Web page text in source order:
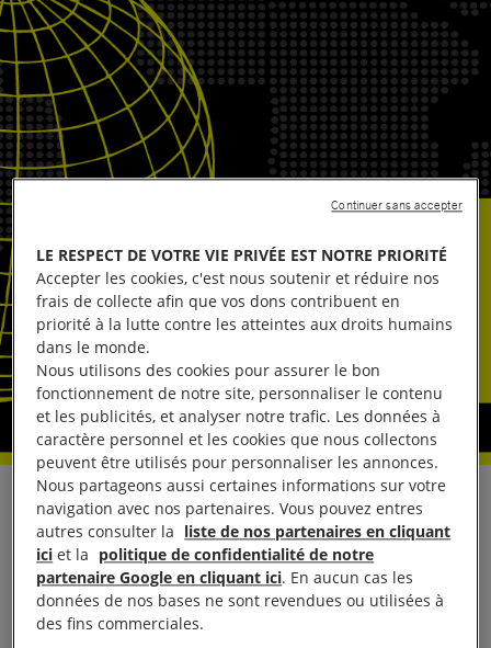
La confirmation en appel de la condamnation de
l’ancien premier ministre malien Moussa Mara,
injustement condamné sur la base d’accusations
sans fondement, est un affront à la justice, a
déclaré Amnesty International aujourd’hui.
LE RESPECT DE VOTRE VIE PRIVÉE EST NOTRE PRIORITÉ
Accepter les cookies, c'est nous soutenir et réduire nos
frais de collecte afin que vos dons contribuent en
priorité à la lutte contre les atteintes aux droits humains
dans le monde.
Nous utilisons des cookies pour assurer le bon
fonctionnement de notre site, personnaliser le contenu
et les publicités, et analyser notre trafic. Les données à
caractère personnel et les cookies que nous collectons
peuvent être utilisés pour personnaliser les annonces.
Nous partageons aussi certaines informations sur votre
navigation avec nos partenaires. Vous pouvez entres
autres consulter la liste de nos partenaires en cliquant
ici et la politique de confidentialité de notre
partenaire Google en cliquant ici. En aucun cas les
données de nos bases ne sont revendues ou utilisées à
des fins commerciales.
Continuer sans accepter